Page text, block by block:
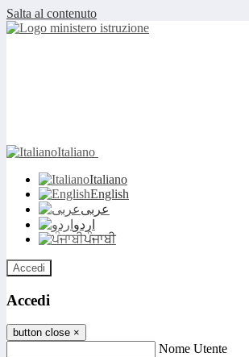
Salta al contenuto
Italiano
Italiano
English
عربى
اردو
ਪੰਜਾਬੀ
Accedi
Accedi
button close ×
Nome Utente